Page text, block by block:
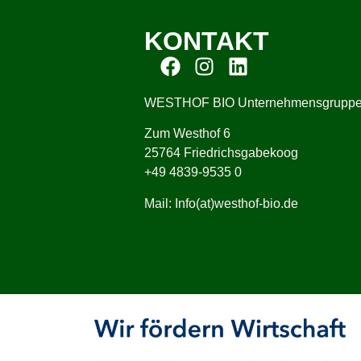
KONTAKT
WESTHOF BIO
Zum Westhof 6
25764 Friedrichsgabekoog
+49 4839-9535 0
Mail: Info(at)westhof-bio.de